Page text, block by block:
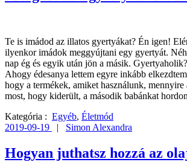
Te is imádod az illatos gyertyákat? Én igen!
ilyenkor imádok meggyújtani egy gyertyát.
nap ég és egyik után jön a másik.
Ahogy édesanya lettem egyre inkább
hogy a termékek, amiket használunk, mennyire
most, hogy kiderült, a második babánkat
Kategória : Egyéb, Életmód
2019-09-19
| Simon Alexandra
Hogyan juthatsz hozzá az